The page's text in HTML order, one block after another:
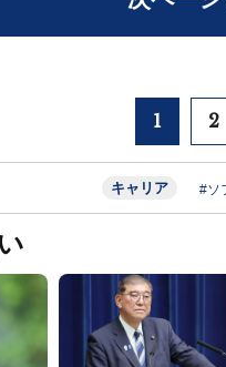
1 2
キャリア #ソ